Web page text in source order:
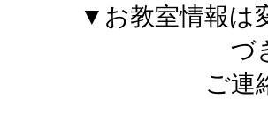
▼お教室情報は
づ
ご連